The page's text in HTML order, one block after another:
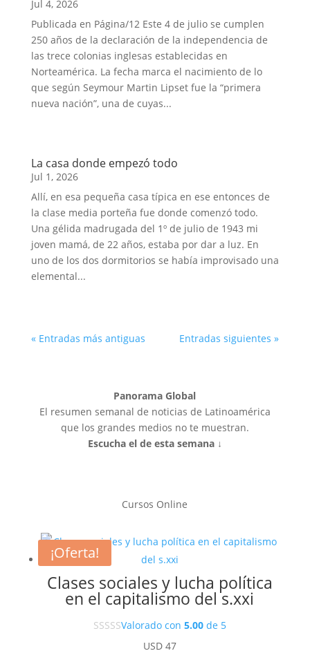
Jul 4, 2026
Publicada en Página/12 Este 4 de julio se cumplen
250 años de la declaración de la independencia de
las trece colonias inglesas establecidas en
Norteamérica. La fecha marca el nacimiento de lo
que según Seymour Martin Lipset fue la “primera
nueva nación”, una de cuyas...
La casa donde empezó todo
Jul 1, 2026
Allí, en esa pequeña casa típica en ese entonces de
la clase media porteña fue donde comenzó todo.
Una gélida madrugada del 1º de julio de 1943 mi
joven mamá, de 22 años, estaba por dar a luz. En
uno de los dos dormitorios se había improvisado una
elemental...
« Entradas más antiguas Entradas siguientes »
Panorama Global
El resumen semanal de noticias de Latinoamérica
que los grandes medios no te muestran.
Escucha el de esta semana ↓
Cursos Online
Clases sociales y lucha política
en el capitalismo del s.xxi
Valorado con 5.00de 5
USD47
¡Oferta!